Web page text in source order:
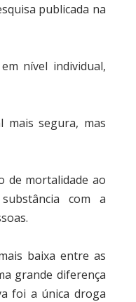
publicada na
nível individual,
mais segura, mas
de mortalidade ao
com a
baixa entre as
grande diferença
foi a única droga